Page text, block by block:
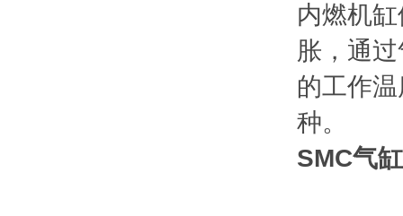
内燃机
胀，通
的工作
种。
SMC气